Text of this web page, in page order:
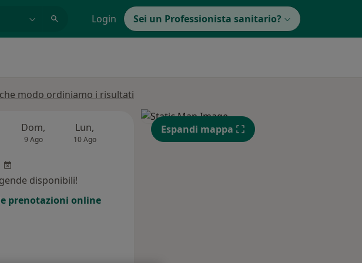
Login Sei un Professionista sanitario?
modo ordiniamo i risultati
Dom,
9 Ago
Lun,
10 Ago
Mer, Gio,
13 Ago
disponibili!
prenotazioni online
Espandi mappa